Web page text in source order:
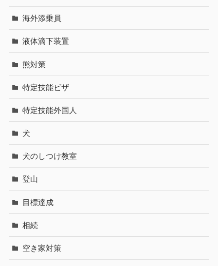
海外添乗員
液体滴下装置
熊対策
特定技能ビザ
特定技能外国人
犬
犬のしつけ教室
登山
目標達成
相続
空き家対策